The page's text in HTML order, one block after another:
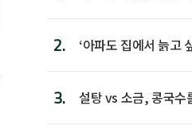
2.
‘아파도 집에서 늙고
3. 설탕 vs 소금, 콩국수